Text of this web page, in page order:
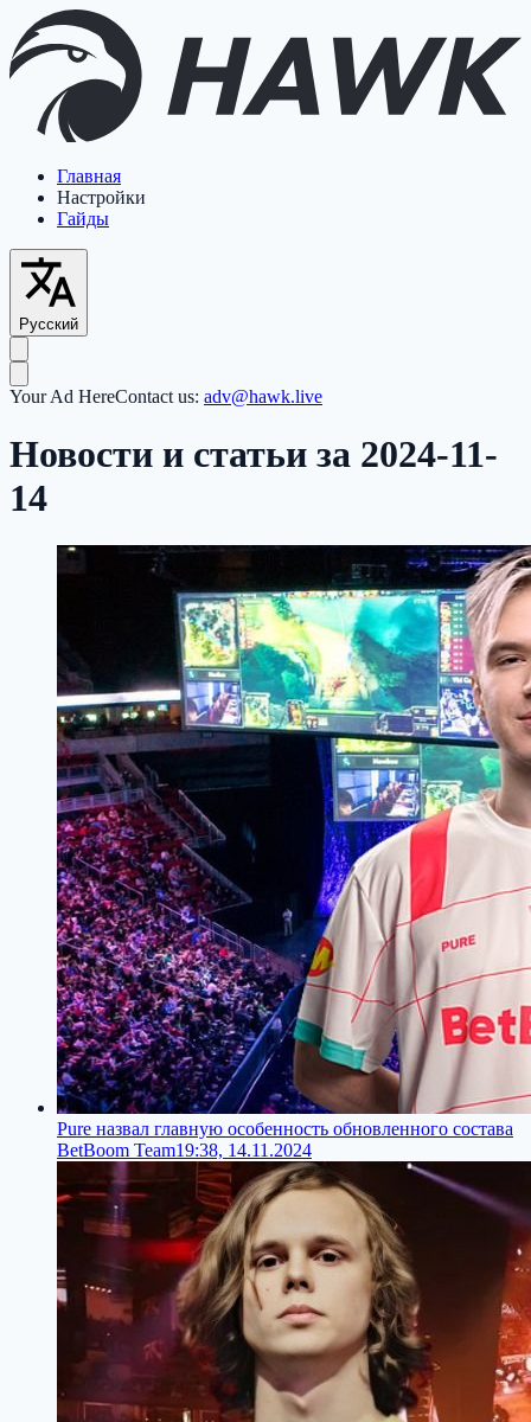
Главная
Настройки
Гайды
Русский
Your Ad HereContact us: adv@hawk.live
Новости и статьи за 2024-11-
14
Pure назвал главную особенность обновленного состава
BetBoom Team19:38, 14.11.2024